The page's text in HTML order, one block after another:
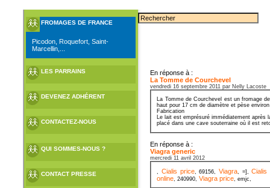
FROMAGES DE FRANCE
Picodon, Roquefort, Saint-
Marcellin,...
LES PARRAINS
DEVENEZ ADHÉRENT
CONTACTEZ-NOUS
QUI SOMMES-NOUS ?
CONTACT PRESSE
En réponse à :
La Tomme de Courchevel
vendredi 16 septembre 2011 par Nelly Lacoste
La Tomme de Courchevel est un fromage
haut pour 17 cm de diamètre et pèse
Fabrication
Le lait est emprésuré immédiatement
placé dans une cave souterraine où il est
En réponse à :
Viagra generic
mercredi 11 avril 2012
, Cialis price, 69156, Viagra, =],Cialis
online, 240990,Viagra price, emjc,